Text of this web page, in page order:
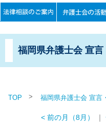
福岡県弁護士会 宣
TOP > 福岡県弁護士会 宣言
< 前の月（8月） ｜